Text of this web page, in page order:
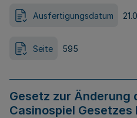
Ausfertigungsdatum
Seite 595
Gesetz zur Änderung
Casinospiel Gesetzes